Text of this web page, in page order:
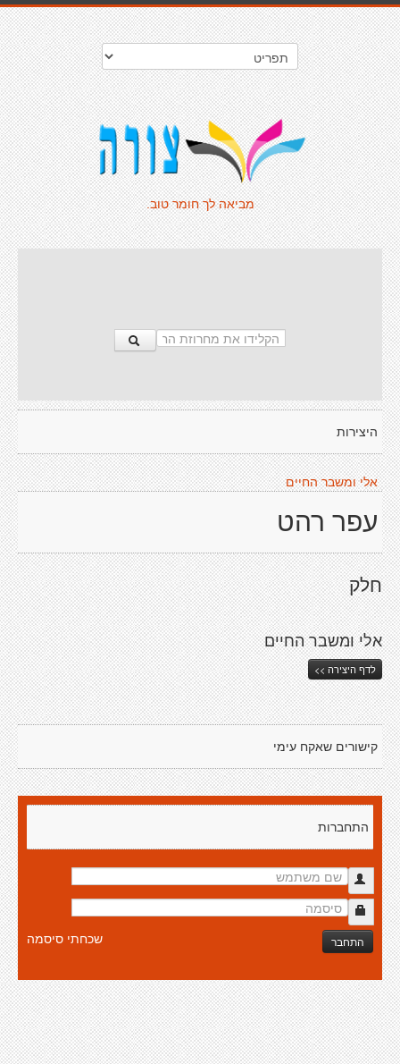
מביאה לך חומר טוב.
היצירות
אלי ומשבר החיים
עפר רהט
חלק
אלי ומשבר החיים
לדף היצירה >>
קישורים שאקח עימי
התחברות
התחבר שכחתי סיסמה